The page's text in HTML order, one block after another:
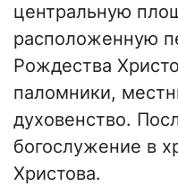
центральную
расположенную
Рождества
паломники,
духовенство.
богослужение в
Христова.